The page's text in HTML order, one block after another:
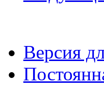
Версия